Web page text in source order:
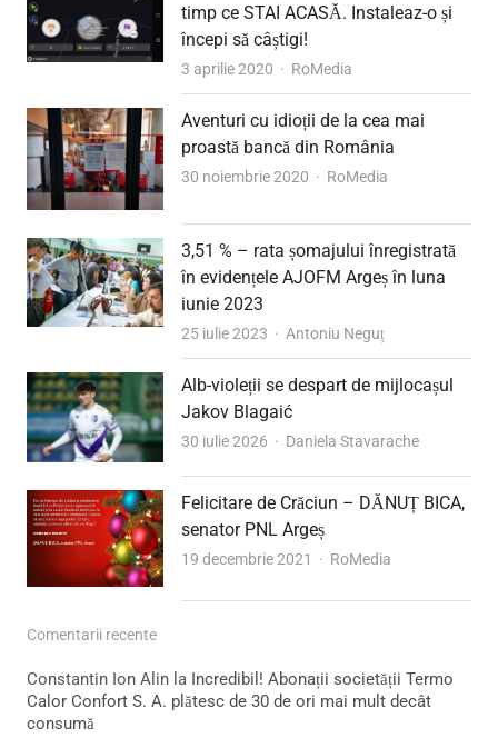
timp ce STAI ACASĂ. Instaleaz-o și
începi să câștigi!
3 aprilie 2020 Author
RoMedia
Aventuri cu idioții de la cea mai
proastă bancă din România
30 noiembrie 2020 Author
RoMedia
3,51 % – rata șomajului înregistrată
în evidențele AJOFM Argeș în luna
iunie 2023
25 iulie 2023 Author
Antoniu Neguț
Alb-violeții se despart de mijlocașul
Jakov Blagaić
30 iulie 2026 Author
Daniela Stavarache
Felicitare de Crăciun – DĂNUȚ BICA,
senator PNL Argeș
19 decembrie 2021 Author
RoMedia
Comentarii recente
Constantin Ion Alin la Incredibil! Abonații societății Termo
Calor Confort S. A. plătesc de 30 de ori mai mult decât
consumă